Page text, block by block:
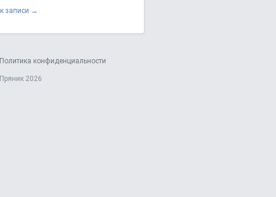
к записи →
Политика конфиденциальности
Пряник 2026